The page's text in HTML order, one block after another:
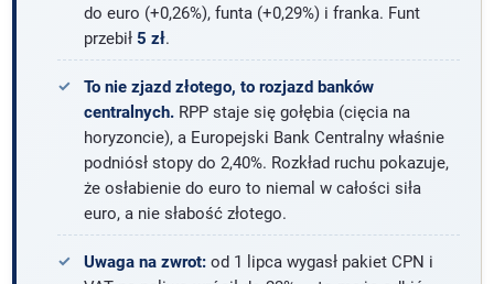
do euro (+0,26%), funta (+0,29%) i franka. Funt
przebił 5 zł.
To nie zjazd złotego, to rozjazd banków
centralnych.RPP staje się gołębia (cięcia na
horyzoncie), a Europejski Bank Centralny właśnie
podniósł stopy do 2,40%. Rozkład ruchu pokazuje,
że osłabienie do euro to niemal w całości siła
euro, a nie słabość złotego.
Uwaga na zwrot:od 1 lipca wygasł pakiet CPN i